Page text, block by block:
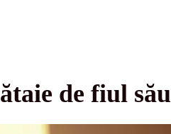
de fiul său